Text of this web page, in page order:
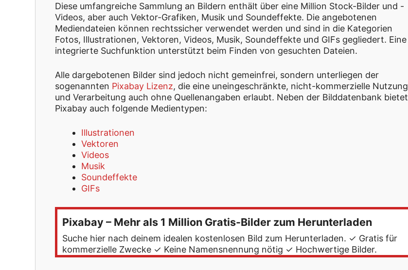
Diese umfangreiche Sammlung an Bildern enthält über eine Million Stock-Bilder und -
Videos, aber auch Vektor-Grafiken, Musik und Soundeffekte. Die angebotenen
Mediendateien können rechtssicher verwendet werden und sind in die Kategorien
Fotos, Illustrationen, Vektoren, Videos, Musik, Soundeffekte und GIFs gegliedert. Eine
integrierte Suchfunktion unterstützt beim Finden von gesuchten Dateien.
Alle dargebotenen Bilder sind jedoch nicht gemeinfrei, sondern unterliegen der
sogenannten Pixabay Lizenz, die eine uneingeschränkte, nicht-kommerzielle Nutzung
und Verarbeitung auch ohne Quellenangaben erlaubt. Neben der Bilddatenbank bietet
Pixabay auch folgende Medientypen:
Illustrationen
Vektoren
Videos
Musik
Soundeffekte
GIFs
Pixabay – Mehr als 1 Million Gratis-Bilder zum Herunterladen
Suche hier nach deinem idealen kostenlosen Bild zum Herunterladen. ✓ Gratis für
kommerzielle Zwecke ✓ Keine Namensnennung nötig ✓ Hochwertige Bilder.